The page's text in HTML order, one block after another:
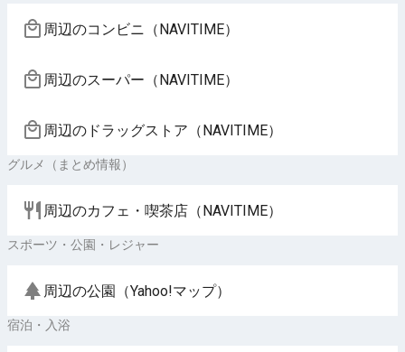
周辺のコンビニ（NAVITIME）
周辺のスーパー（NAVITIME）
周辺のドラッグストア（NAVITIME）
グルメ（まとめ情報）
周辺のカフェ・喫茶店（NAVITIME）
スポーツ・公園・レジャー
周辺の公園（Yahoo!マップ）
宿泊・入浴